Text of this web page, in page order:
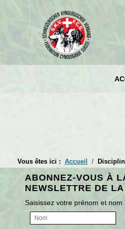
Vous êtes ici : Accueil
ABONNEZ-VOUS À
NEWSLETTRE DE
Saisissez votre prénom et nom